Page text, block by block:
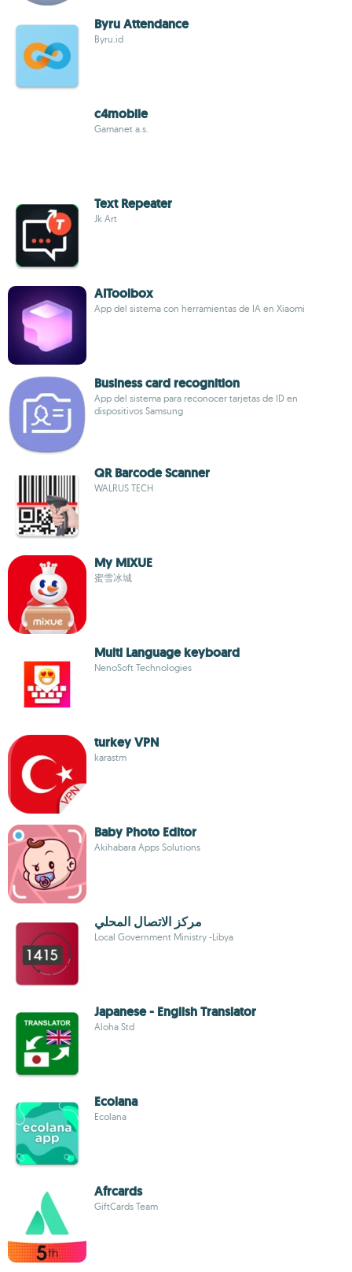
Byru Attendance
Byru.id
c4mobile
Gamanet a.s.
Text Repeater
Jk Art
AIToolbox
App del sistema con herramientas de IA en Xiaomi
Business card recognition
App del sistema para reconocer tarjetas de ID en
dispositivos Samsung
QR Barcode Scanner
WALRUS TECH
My MIXUE
蜜雪冰城
Multi Language keyboard
NenoSoft Technologies
turkey VPN
karastm
Baby Photo Editor
Akihabara Apps Solutions
مركز الاتصال المحلي
Local Government Ministry -Libya
Japanese - English Translator
Aloha Std
Ecolana
Ecolana
Afrcards
GiftCards Team